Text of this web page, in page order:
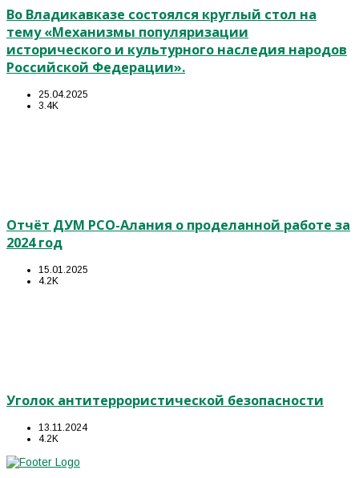
Во Владикавказе состоялся круглый стол на
тему «Механизмы популяризации
исторического и культурного наследия народов
Российской Федерации».
25.04.2025
3.4K
Отчёт ДУМ РСО-Алания о проделанной работе за
2024 год
15.01.2025
4.2K
Уголок антитеррористической безопасности
13.11.2024
4.2K